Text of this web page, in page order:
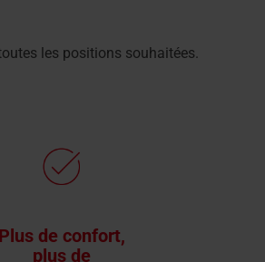
les positions souhaitées.
Plus de confort,
plus de